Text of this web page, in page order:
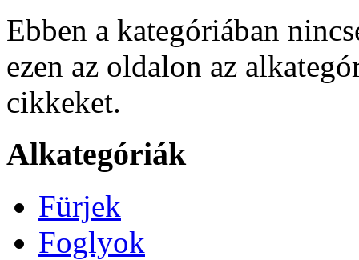
Ebben a kategóriában
ezen az oldalon az
cikkeket.
Alkategóriák
Fürjek
Foglyok